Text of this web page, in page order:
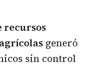
recursos
generó
sin control